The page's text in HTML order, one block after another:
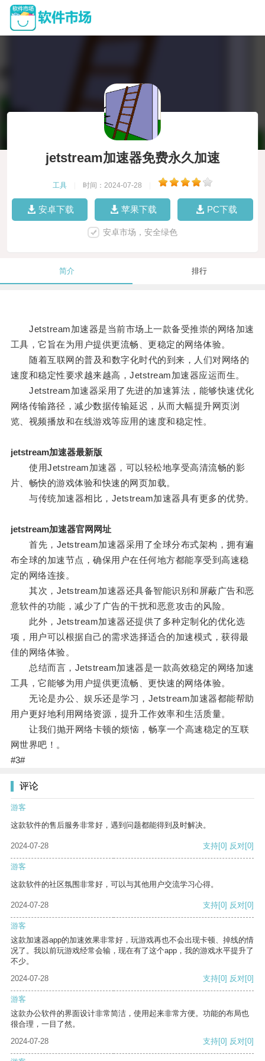
jetstream加速器免费永久加速
工具 时间：2024-07-28
安卓下载 苹果下载 PC下载
安卓市场，安全绿色
简介 排行
Jetstream加速器是当前市场上一款备受推崇的网络加速
工具，它旨在为用户提供更流畅、更稳定的网络体验。
随着互联网的普及和数字化时代的到来，人们对网络的
速度和稳定性要求越来越高，Jetstream加速器应运而生。
Jetstream加速器采用了先进的加速算法，能够快速优化
网络传输路径，减少数据传输延迟，从而大幅提升网页浏
览、视频播放和在线游戏等应用的速度和稳定性。
jetstream加速器最新版
使用Jetstream加速器，可以轻松地享受高清流畅的影
片、畅快的游戏体验和快速的网页加载。
与传统加速器相比，Jetstream加速器具有更多的优势。
jetstream加速器官网网址
首先，Jetstream加速器采用了全球分布式架构，拥有遍
布全球的加速节点，确保用户在任何地方都能享受到高速稳
定的网络连接。
其次，Jetstream加速器还具备智能识别和屏蔽广告和恶
意软件的功能，减少了广告的干扰和恶意攻击的风险。
此外，Jetstream加速器还提供了多种定制化的优化选
项，用户可以根据自己的需求选择适合的加速模式，获得最
佳的网络体验。
总结而言，Jetstream加速器是一款高效稳定的网络加速
工具，它能够为用户提供更流畅、更快速的网络体验。
无论是办公、娱乐还是学习，Jetstream加速器都能帮助
用户更好地利用网络资源，提升工作效率和生活质量。
让我们抛开网络卡顿的烦恼，畅享一个高速稳定的互联
网世界吧！。
#3#
评论
游客
这款软件的售后服务非常好，遇到问题都能得到及时解决。
2024-07-28 支持[0] 反对[0]
游客
这款软件的社区氛围非常好，可以与其他用户交流学习心得。
2024-07-28 支持[0] 反对[0]
游客
这款加速器app的加速效果非常好，玩游戏再也不会出现卡顿、掉线的情
况了。我以前玩游戏经常会输，现在有了这个app，我的游戏水平提升了
不少。
2024-07-28
支持[0] 反对[0]
游客
这款办公软件的界面设计非常简洁，使用起来非常方便。功能的布局也
很合理，一目了然。
2024-07-28
支持[0] 反对[0]